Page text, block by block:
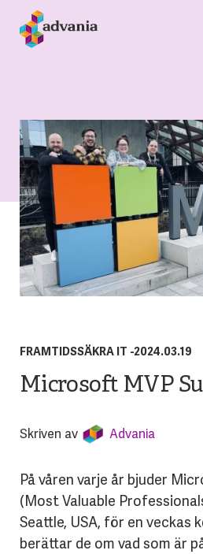
FRAMTIDSSÄKRA IT -2024.03.19
Microsoft MVP
Skriven av Advania
På våren varje år bjuder
(Most Valuable
Seattle, USA, för en veckas
berättar de om vad som är